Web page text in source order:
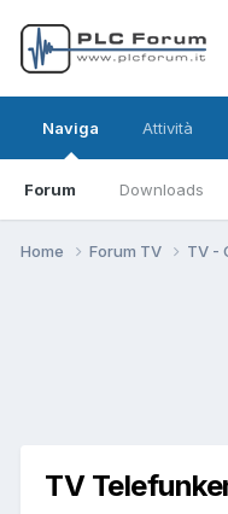
Naviga
Forum Downloads
Attività
Home Forum TV TV -
TV